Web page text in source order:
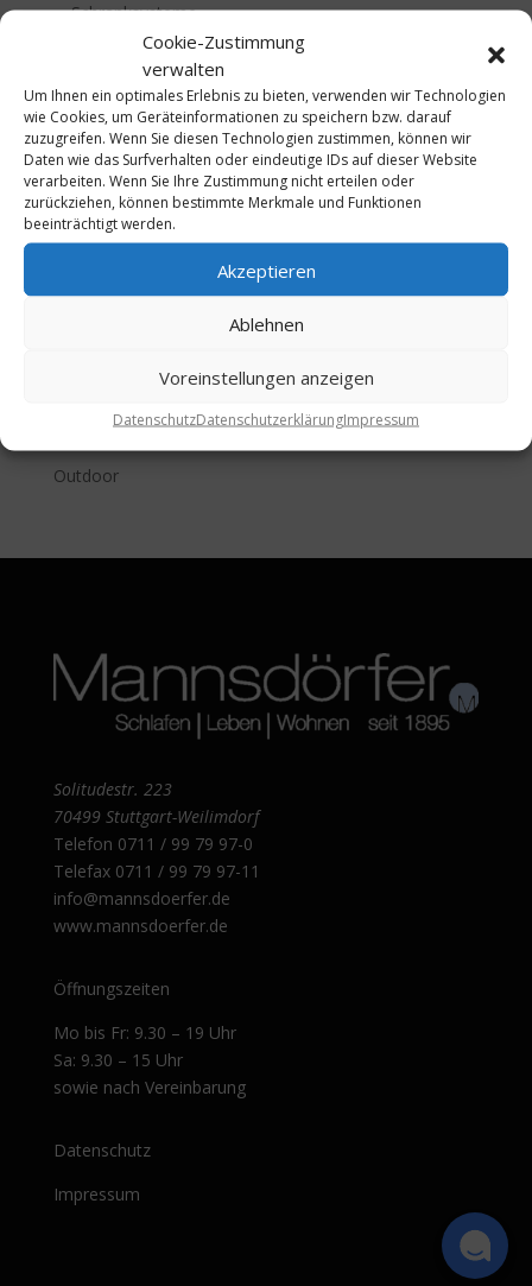
Cookie-Zustimmung
verwalten
Um Ihnen ein optimales Erlebnis zu bieten, verwenden wir Technologien
wie Cookies, um Geräteinformationen zu speichern bzw. darauf
zuzugreifen. Wenn Sie diesen Technologien zustimmen, können wir
Daten wie das Surfverhalten oder eindeutige IDs auf dieser Website
verarbeiten. Wenn Sie Ihre Zustimmung nicht erteilen oder
zurückziehen, können bestimmte Merkmale und Funktionen
beeinträchtigt werden.
Akzeptieren
Ablehnen
Voreinstellungen anzeigen
DatenschutzDatenschutzerklärungImpressum
Schranksysteme
Sideboards
Beleuchtung
Schlafen
Lifestyle
Farben & Tapeten
Accessoires
Teppiche & Bodenbeläge
Vorhangsysteme
Schranksysteme
Outdoor
Solitudestr. 223
70499 Stuttgart-Weilimdorf
Telefon 0711 / 99 79 97-0
Telefax 0711 / 99 79 97-11
info@mannsdoerfer.de
www.mannsdoerfer.de
Öffnungszeiten
Mo bis Fr: 9.30 – 19 Uhr
Sa: 9.30 – 15 Uhr
sowie nach Vereinbarung
Datenschutz
Impressum